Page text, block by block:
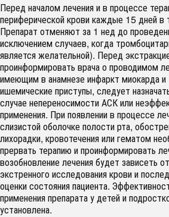
Перед началом лечения и в процессе
периферической крови каждые 15 дней в
Препарат отменяют за 1 нед до
исключением случаев, когда
является желательной). Перед
проинформировать врача о проводимом
имеющим в анамнезе инфаркт миокарда и
ишемические приступы, следует
случае непереносимости АСК или
применения. При появлении в процессе
слизистой оболочке полости рта,
лихорадки, кровотечения или гематом
прервать терапию и проинформировать
возобновление лечения будет зависеть
экстренного исследования крови и
оценки состояния пациента.
применения препарата у детей и
установлена.